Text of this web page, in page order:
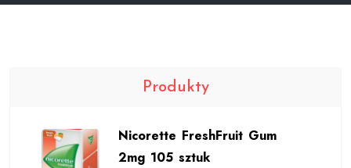
Produkty
Nicorette FreshFruit Gum
2mg 105 sztuk